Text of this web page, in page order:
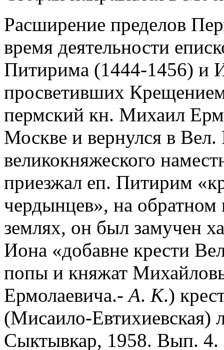
Расширение пределов
время деятельности
Питирима (1444-1456) и
просветивших
пермский кн. Михаил
Москве и вернулся в Вел.
великокняжеского
приезжал еп. Питирим
чердынцев», на
землях, он был замучен
Иона «добавне крести
попы и княжат
Ермолаевича.-А. К.)
(Мисаило-Евтихиевская)
Сыктывкар, 1958. Вып.